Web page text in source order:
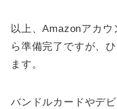
以上、Amazonアカウ
ら準備完了ですが、
ます。
バンドルカードやデ